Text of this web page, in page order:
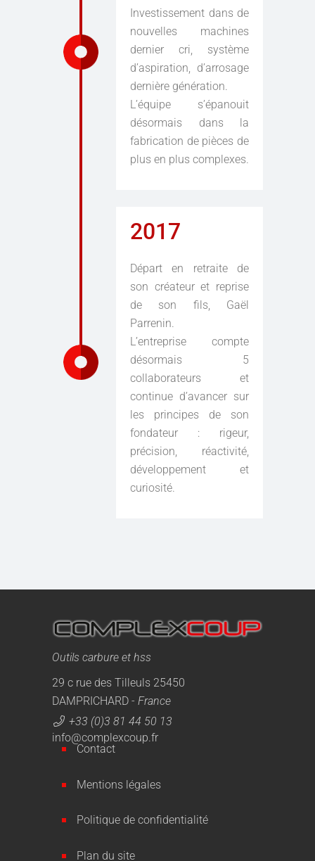
Investissement dans de
nouvelles machines
dernier cri, système
d’aspiration, d’arrosage
dernière génération.
L’équipe s’épanouit
désormais dans la
fabrication de pièces de
plus en plus complexes.
2017
Départ en retraite de
son créateur et reprise
de son fils, Gaël
Parrenin.
L’entreprise compte
désormais 5
collaborateurs et
continue d’avancer sur
les principes de son
fondateur : rigeur,
précision, réactivité,
développement et
curiosité.
Outils carbure et hss
29 c rue des Tilleuls 25450
DAMPRICHARD - France
+33 (0)3 81 44 50 13
info@complexcoup.fr
Contact
Mentions légales
Politique de confidentialité
Plan du site